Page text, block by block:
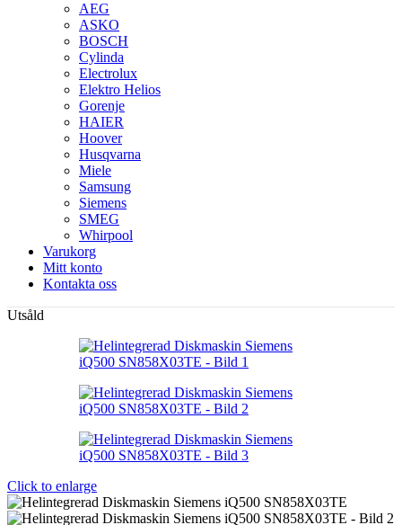
AEG
ASKO
BOSCH
Cylinda
Electrolux
Elektro Helios
Gorenje
HAIER
Hoover
Husqvarna
Miele
Samsung
Siemens
SMEG
Whirpool
Varukorg
Mitt konto
Kontakta oss
Utsåld
Click to enlarge